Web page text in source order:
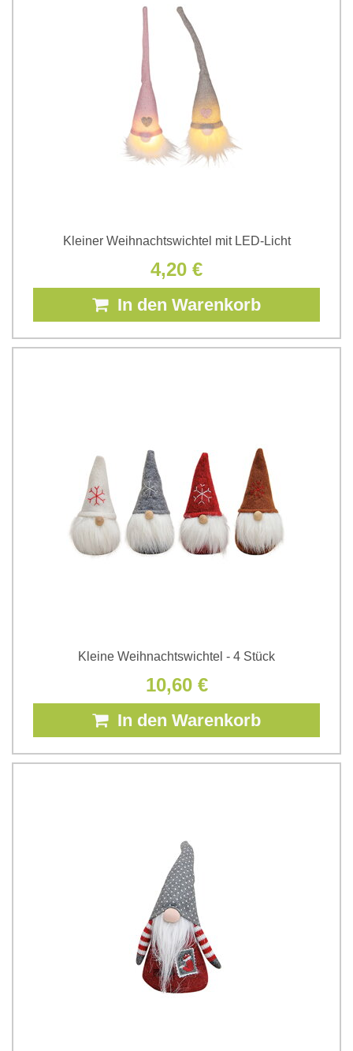
Kleiner Weihnachtswichtel mit LED-Licht
4,20 €
In den Warenkorb
Kleine Weihnachtswichtel - 4 Stück
10,60 €
In den Warenkorb